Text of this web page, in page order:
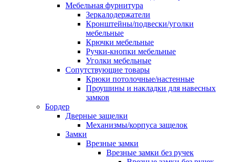
Мебельная фурнитура
Зеркалодержатели
Кронштейны/подвески/уголки
мебельные
Крючки мебельные
Ручки-кнопки мебельные
Уголки мебельные
Сопутствующие товары
Крюки потолочные/настенные
Проушины и накладки для навесных
замков
Бордер
Дверные защелки
Механизмы/корпуса защелок
Замки
Врезные замки
Врезные замки без ручек